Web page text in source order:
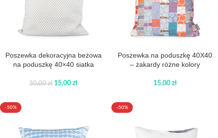
Poszewka dekoracyjna beżowa
na poduszkę 40×40 siatka
30,00zł 15,00 zł
Poszewka na poduszkę 40X40
– żakardy różne kolory
15,00 zł
-50% -50%